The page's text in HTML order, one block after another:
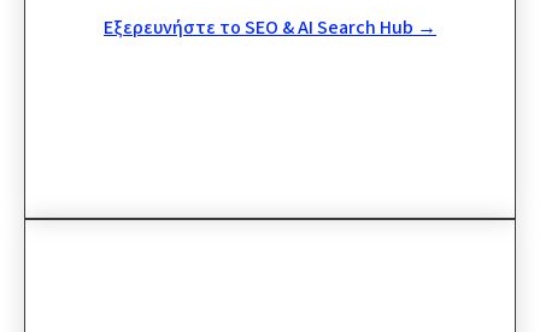
Εξερευνήστε το SEO & AI Search Hub →